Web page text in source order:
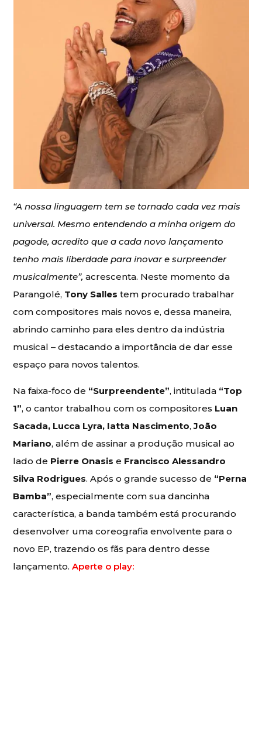
“A nossa linguagem tem se tornado cada vez mais
universal. Mesmo entendendo a minha origem do
pagode, acredito que a cada novo lançamento
tenho mais liberdade para inovar e surpreender
musicalmente”,acrescenta. Neste momento da
Parangolé, Tony Salles tem procurado trabalhar
com compositores mais novos e, dessa maneira,
abrindo caminho para eles dentro da indústria
musical – destacando a importância de dar esse
espaço para novos talentos.
Na faixa-foco de “Surpreendente”, intitulada “Top
1”, o cantor trabalhou com os compositores Luan
Sacada, Lucca Lyra, Iatta Nascimento,João
Mariano, além de assinar a produção musical ao
lado de Pierre Onasis e Francisco Alessandro
Silva Rodrigues. Após o grande sucesso de “Perna
Bamba”, especialmente com sua dancinha
característica, a banda também está procurando
desenvolver uma coreografia envolvente para o
novo EP, trazendo os fãs para dentro desse
lançamento.Aperte o play: